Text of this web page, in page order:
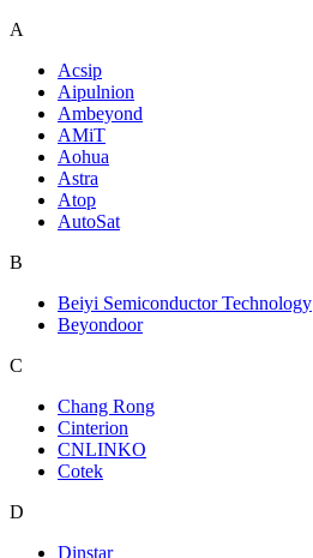
A
Acsip
Aipulnion
Ambeyond
AMiT
Aohua
Astra
Atop
AutoSat
B
Beiyi Semiconductor Technology
Beyondoor
C
Chang Rong
Cinterion
CNLINKO
Cotek
D
Dinstar